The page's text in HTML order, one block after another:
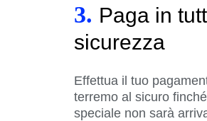
3. Paga in
sicurezza
Effettua il tuo
terremo al sicuro
speciale non sarà